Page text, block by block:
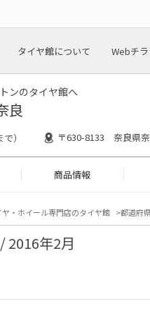
タイヤ館について Webチ
ンのタイヤ館へ
良
） 〒630-8133 奈良県
商品情報
ヤ・ホイール専門店のタイヤ館 都道府
2016年2月